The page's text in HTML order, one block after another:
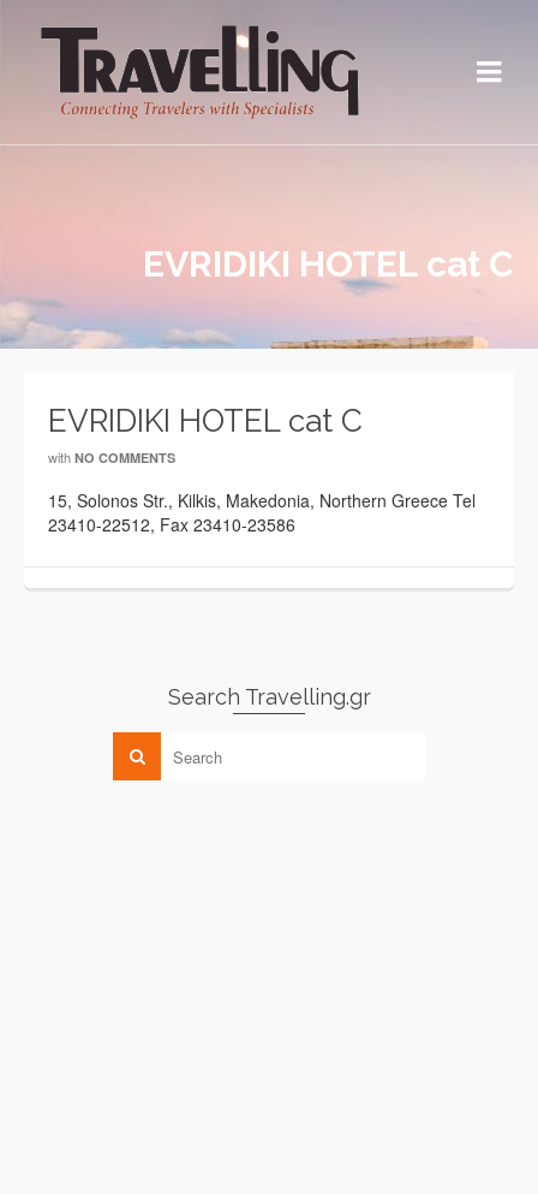
EVRIDIKI HOTEL cat C
EVRIDIKI HOTEL cat C
with NO COMMENTS
15, Solonos Str., Kilkis, Makedonia, Northern Greece Tel
23410-22512, Fax 23410-23586
Search Travelling.gr